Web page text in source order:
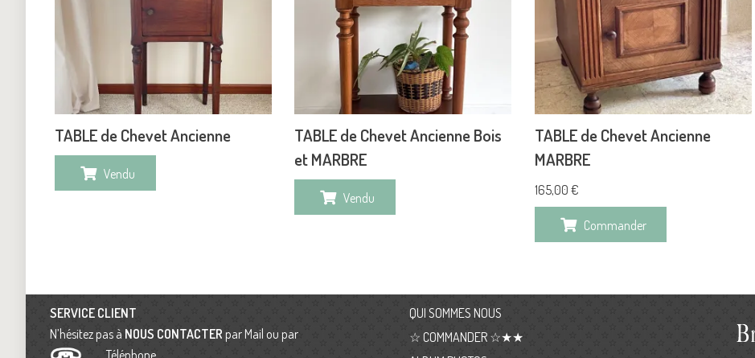
TABLE de Chevet Ancienne
Vendu
TABLE de Chevet Ancienne Bois
et MARBRE
Vendu
TABLE de Chevet Ancienne
MARBRE
165,00 €
Commander
SERVICE CLIENT
N’hésitez pas à NOUS CONTACTER par Mail ou par
QUI SOMMES NOUS
☆ COMMANDER ☆★★